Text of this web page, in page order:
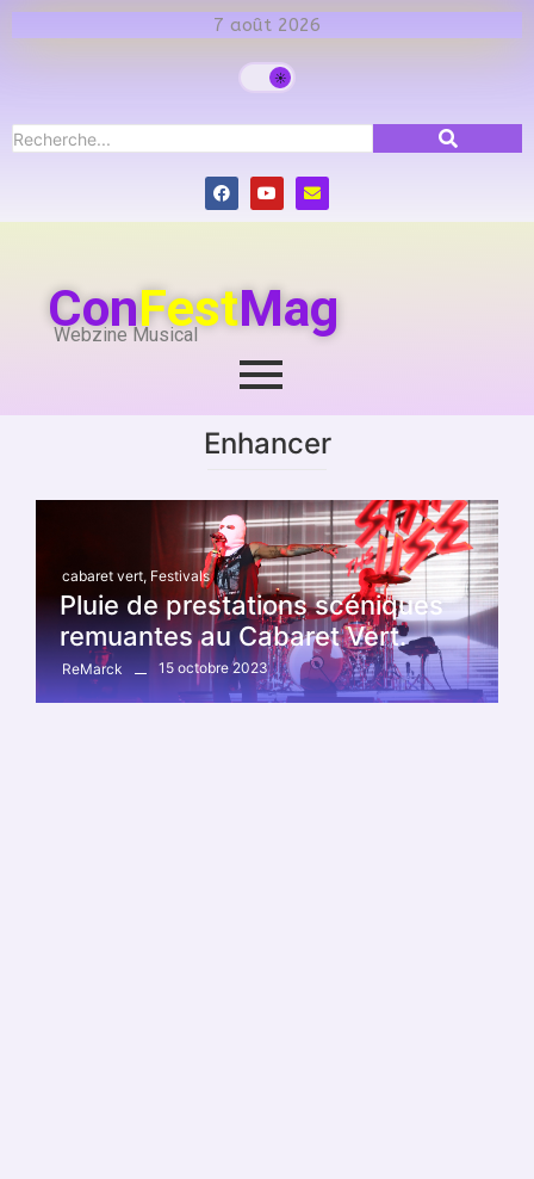
7 août 2026
ConFestMag
Webzine Musical
Enhancer
cabaret vert, Festivals
Pluie de prestations scéniques
remuantes au Cabaret Vert.
ReMarck 15 octobre 2023